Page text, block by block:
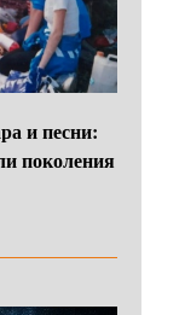
и песни:
поколения